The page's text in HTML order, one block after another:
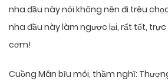
nha đầu này nói không nên đi trêu
nha đầu này làm ngược lại, rất tốt,
cơm!
Cuồng Mân bĩu môi, thầm nghĩ: